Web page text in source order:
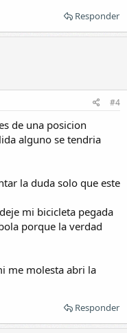
Responder
#4
de una posicion
alguno se tendria
la duda solo que este
mi bicicleta pegada
porque la verdad
me molesta abri la
Responder